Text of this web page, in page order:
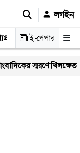
লগইন
স্বাস্থ্য আইন-
ই-পেপার
স্মরণে খিলক্ষেত প্রেস